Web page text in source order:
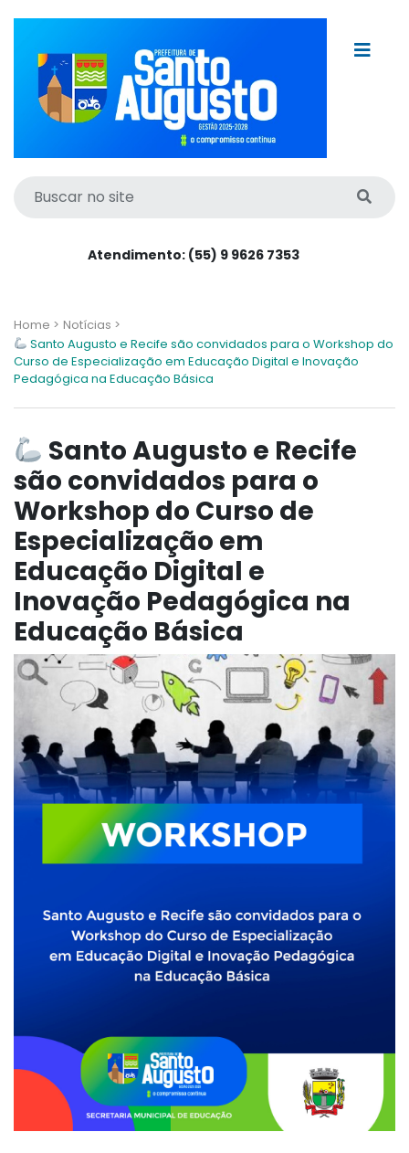
Atendimento: (55) 9 9626 7353
Home > Notícias >
Santo Augusto e Recife são convidados para o Workshop do
Curso de Especialização em Educação Digital e Inovação
Pedagógica na Educação Básica
Santo Augusto e Recife
são convidados para o
Workshop do Curso de
Especialização em
Educação Digital e
Inovação Pedagógica na
Educação Básica